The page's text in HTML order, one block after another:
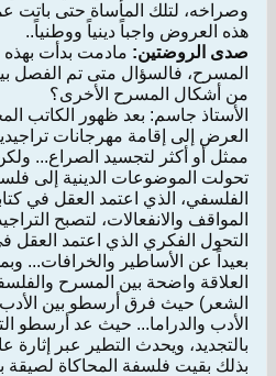
وصراخه، لتلك المأساة حتى باتت
هذه العروض واجباً دينياً ووطنياً..
صدى الروضتين: مادمت بدأت
المسرح، فالسؤال متى تم الفصل
من أشكال المسرح الأخرى؟
الأستاذ جاسم: بعد ظهور الكاتب
العرض إلى إقامة مهرجانات
ممثل أو أكثر لتجسيد الصراع...
تحولت الموضوعات الدينية إلى
الفلسفي، الذي اعتمد العقل في
المواقف والانفعالات، لتصبح
التحول الفكري الذي اعتمد العقل
بعيداً عن الأساطير
العلاقة واضحة بين المسرح
الشعر) حيث فرق أرسطو بين الأدب
الأدب والدراما... حيث عد أرسطو
بالتجديد، ويحدث التطير عبر
بذلك بقيت فلسفة المحاكاة